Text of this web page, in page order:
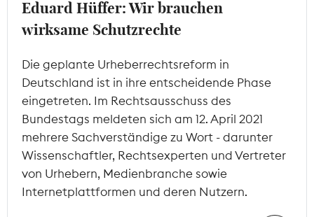
Eduard Hüffer: Wir brauchen
wirksame Schutzrechte
Die geplante Urheberrechtsreform in
Deutschland ist in ihre entscheidende Phase
eingetreten. Im Rechtsausschuss des
Bundestags meldeten sich am 12. April 2021
mehrere Sachverständige zu Wort - darunter
Wissenschaftler, Rechtsexperten und Vertreter
von Urhebern, Medienbranche sowie
Internetplattformen und deren Nutzern.